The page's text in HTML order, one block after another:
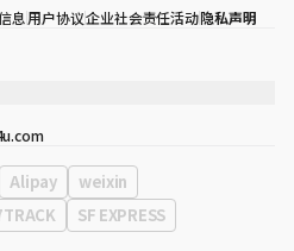
息用户协议企业社会责任活动隐私声明
513号 3楼 （三成洞， coex)
Alipay
weixin
SF EXPRESS